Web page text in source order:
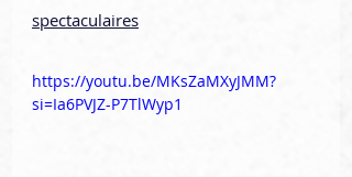
spectaculaires
https://youtu.be/MKsZaMXyJMM?
si=Ia6PVJZ-P7TlWyp1